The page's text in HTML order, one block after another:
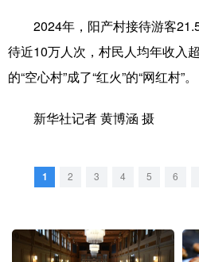
Deutsch Português
2024年，阳产村接待游客
待近10万人次，村民人均年收入
的“空心村”成了“红火”的“网红村”。
新华社记者 黄博涵 摄
1 2 3 4 5 6